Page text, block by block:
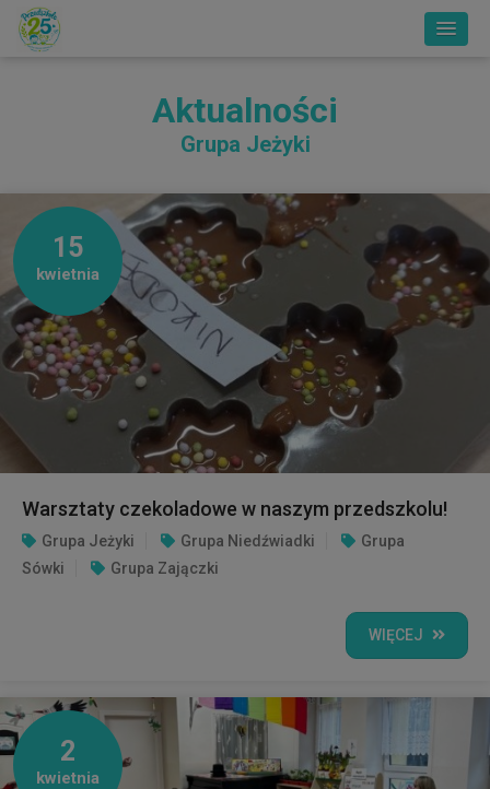
Aktualności
Grupa Jeżyki
15
kwietnia
Warsztaty czekoladowe w naszym przedszkolu!
Grupa Jeżyki Grupa Niedźwiadki
Grupa
Sówki
Grupa Zajączki
WIĘCEJ
2
kwietnia